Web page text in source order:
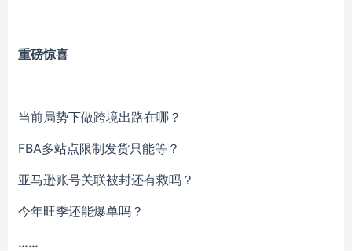
重磅惊喜
当前局势下做跨境出路在哪？
FBA多站点限制发货只能等？
亚马逊账号关联被封还有救吗？
今年旺季还能爆单吗？
……